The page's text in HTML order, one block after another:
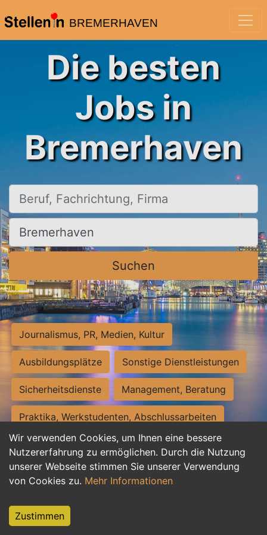
BREMERHAVEN
Wir verwenden Cookies, um Ihnen eine bessere
Nutzererfahrung zu ermöglichen. Durch die Nutzung
unserer Webseite stimmen Sie unserer Verwendung
von Cookies zu. Mehr Informationen
Zustimmen
Die besten
Jobs in
Bremerhaven
Beruf, Fachrichtung, Firma
Ort, Stadt
Suchen
Journalismus, PR, Medien, Kultur
Ausbildungsplätze Sonstige Dienstleistungen
Sicherheitsdienste Management, Beratung
Praktika, Werkstudenten, Abschlussarbeiten
Personalwesen Assistenz, Sekretariat
Hilfskräfte, Aushilfs- und Nebenjobs
Weiterbildung, Studium, duale Ausbildung